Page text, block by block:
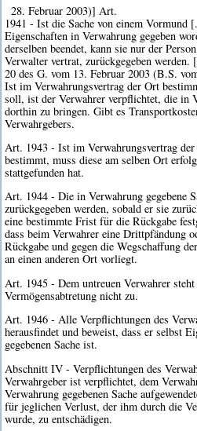
28. Februar 2003)] Art.
1941 - Ist die Sache von einem Vormund
Eigenschaften in Verwahrung gegeben
derselben beendet, kann sie nur der
Verwalter vertrat, zurückgegeben
20 des G. vom 13. Februar 2003 (B.S.
Ist im Verwahrungsvertrag der Ort
soll, ist der Verwahrer verpflichtet, die in
dorthin zu bringen. Gibt es
Verwahrgebers.
Art. 1943 - Ist im Verwahrungsvertrag
bestimmt, muss diese am selben Ort
stattgefunden hat.
Art. 1944 - Die in Verwahrung gegebene
zurückgegeben werden, sobald er sie
eine bestimmte Frist für die Rückgabe
dass beim Verwahrer eine Drittpfändung
Rückgabe und gegen die Wegschaffung
an einen anderen Ort vorliegt.
Art. 1945 - Dem untreuen Verwahrer
Vermögensabtretung nicht zu.
Art. 1946 - Alle Verpflichtungen des
herausfindet und beweist, dass er selbst
gegebenen Sache ist.
Abschnitt IV - Verpflichtungen des
Verwahrgeber ist verpflichtet, dem
Verwahrung gegebenen Sache
für jeglichen Verlust, der ihm durch die
wurde, zu entschädigen.